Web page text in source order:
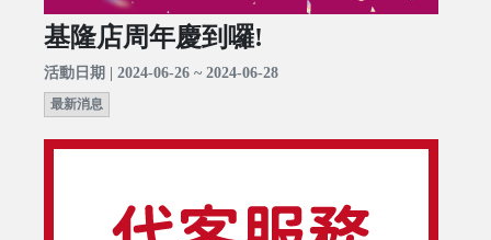
基隆店周年慶到囉!
活動日期 | 2024-06-26 ~ 2024-06-28
最新消息